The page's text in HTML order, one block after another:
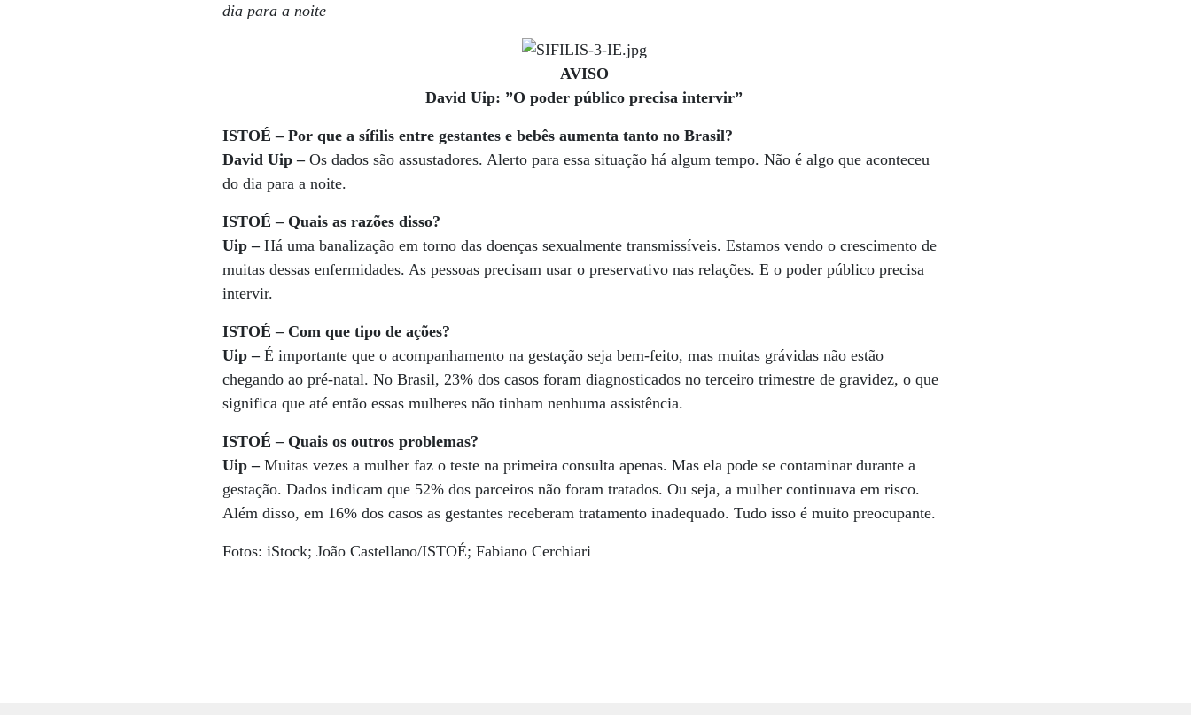
dia para a noite
AVISO
David Uip: ”O poder público precisa intervir”
ISTOÉ – Por que a sífilis entre gestantes e bebês aumenta tanto no Brasil?
David Uip –Os dados são assustadores. Alerto para essa situação há algum tempo. Não é algo que aconteceu
do dia para a noite.
ISTOÉ – Quais as razões disso?
Uip –Há uma banalização em torno das doenças sexualmente transmissíveis. Estamos vendo o crescimento de
muitas dessas enfermidades. As pessoas precisam usar o preservativo nas relações. E o poder público precisa
intervir.
ISTOÉ – Com que tipo de ações?
Uip –É importante que o acompanhamento na gestação seja bem-feito, mas muitas grávidas não estão
chegando ao pré-natal. No Brasil, 23% dos casos foram diagnosticados no terceiro trimestre de gravidez, o que
significa que até então essas mulheres não tinham nenhuma assistência.
ISTOÉ – Quais os outros problemas?
Uip –Muitas vezes a mulher faz o teste na primeira consulta apenas. Mas ela pode se contaminar durante a
gestação. Dados indicam que 52% dos parceiros não foram tratados. Ou seja, a mulher continuava em risco.
Além disso, em 16% dos casos as gestantes receberam tratamento inadequado. Tudo isso é muito preocupante.
Fotos: iStock; João Castellano/ISTOÉ; Fabiano Cerchiari